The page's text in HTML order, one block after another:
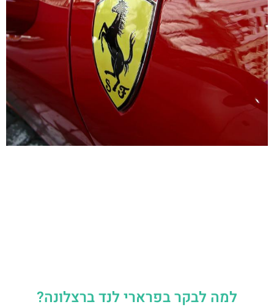
למה לבקר בפרארי לנד ברצלונה?